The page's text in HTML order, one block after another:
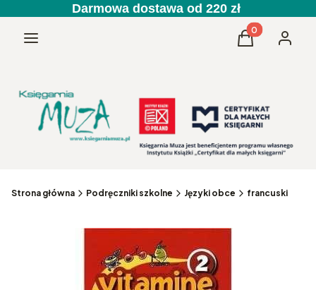
Darmowa dostawa od 220 zł
Menu Produkty w
Koszyk
Strona główna Podręczniki szkolne Języki obce francuski